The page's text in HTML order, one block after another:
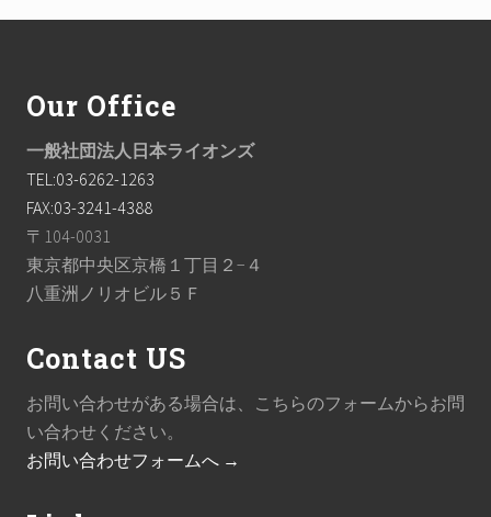
Our Office
一般社団法人日本ライオンズ
TEL:03-6262-1263
FAX:03-3241-4388
〒104-0031
東京都中央区京橋１丁目２−４
八重洲ノリオビル５Ｆ
Contact US
お問い合わせがある場合は、こちらのフォームからお問
い合わせください。
お問い合わせフォームへ →